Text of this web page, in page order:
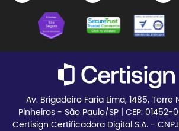
Meus pedidos
Av. Brigadeiro Faria Lima, 1485, Torre
Pinheiros - São Paulo/SP | CEP: 01452-
Certisign Certificadora Digital S.A. -